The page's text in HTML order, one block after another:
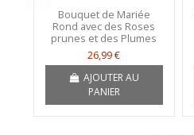
Bouquet de Mariée
Rond avec des Roses
prunes et des Plumes
26,99 €
AJOUTER AU
PANIER